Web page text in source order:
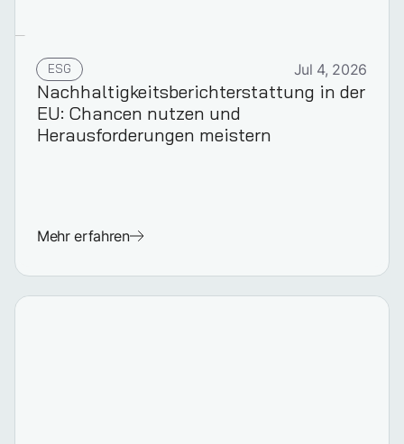
ESG Jul 4, 2026
Nach­halt­ig­keits­­be­richt­er­stat­tung in der
EU: Chancen nutzen und
Herausforderungen meistern
Mehr erfahren